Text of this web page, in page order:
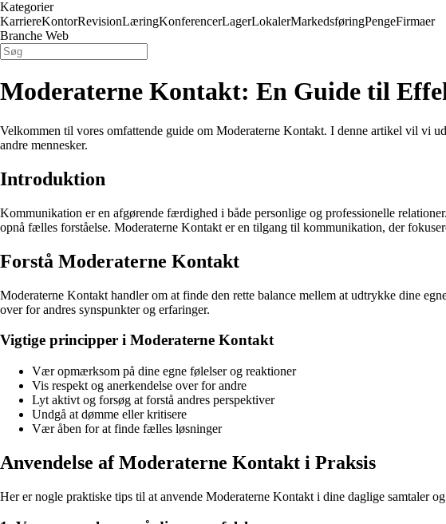
Kategorier
KarriereKontorRevisionLæringKonferencerLagerLokalerMarkedsføringPengeFirmaer
Branche Web
Moderaterne Kontakt: En Guide til
Velkommen til vores omfattende guide om Moderaterne Kontakt. I denne artikel vil vi
andre mennesker.
Introduktion
Kommunikation er en afgørende færdighed i både personlige og professionelle
opnå fælles forståelse. Moderaterne Kontakt er en tilgang til kommunikation, der
Forstå Moderaterne Kontakt
Moderaterne Kontakt handler om at finde den rette balance mellem at udtrykke dine
over for andres synspunkter og erfaringer.
Vigtige principper i Moderaterne Kontakt
Vær opmærksom på dine egne følelser og reaktioner
Vis respekt og anerkendelse over for andre
Lyt aktivt og forsøg at forstå andres perspektiver
Undgå at dømme eller kritisere
Vær åben for at finde fælles løsninger
Anvendelse af Moderaterne Kontakt i Praksis
Her er nogle praktiske tips til at anvende Moderaterne Kontakt i dine daglige samtaler